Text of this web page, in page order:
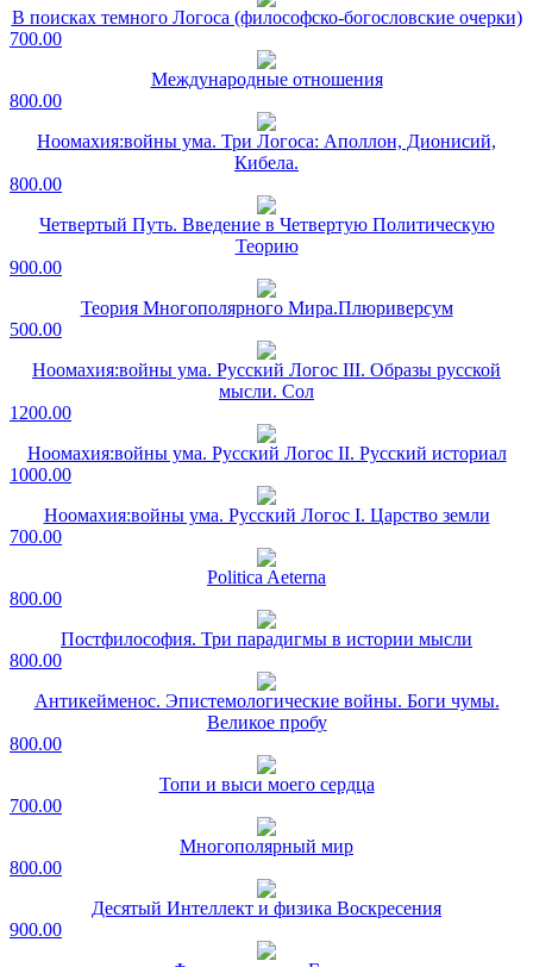
В поисках темного Логоса (философско-богословские очерки)
700.00
Международные отношения
800.00
Ноомахия:войны ума. Три Логоса: Аполлон, Дионисий,
Кибела.
800.00
Четвертый Путь. Введение в Четвертую Политическую
Теорию
900.00
Теория Многополярного Мира.Плюриверсум
500.00
Ноомахия:войны ума. Русский Логос III. Образы русской
мысли. Сол
1200.00
Ноомахия:войны ума. Русский Логос II. Русский историал
1000.00
Ноомахия:войны ума. Русский Логос I. Царство земли
700.00
Politica Aeterna
800.00
Постфилософия. Три парадигмы в истории мысли
800.00
Антикейменос. Эпистемологические войны. Боги чумы.
Великое пробу
800.00
Топи и выси моего сердца
700.00
Многополярный мир
800.00
Десятый Интеллект и физика Воскресения
900.00